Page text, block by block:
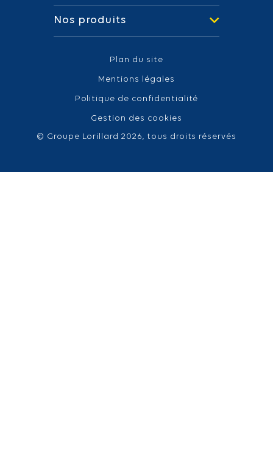
Nos produits
© Groupe Lorillard 2026, tous droits réservés
Plan du site
Mentions légales
Politique de confidentialité
Gestion des cookies